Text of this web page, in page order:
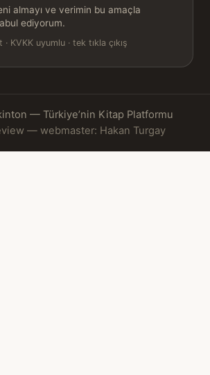
almayı ve verimin bu amaçla
ediyorum.
KVKK uyumlu · tek tıkla çıkış
— Türkiye’nin Kitap Platformu
— webmaster: Hakan Turgay